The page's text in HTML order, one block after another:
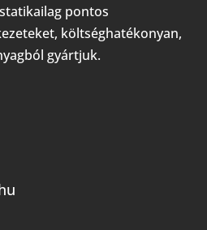
pontos
költséghatékonyan,
gyártjuk.